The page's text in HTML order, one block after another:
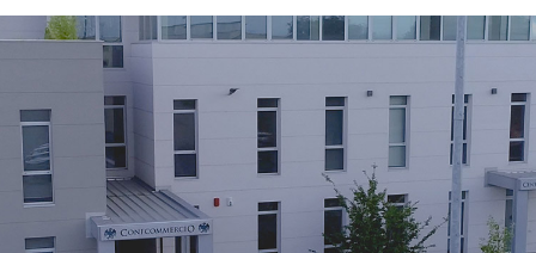
CHI SIAMO
SERVIZI
CATEGORIE
DELEGAZIONI